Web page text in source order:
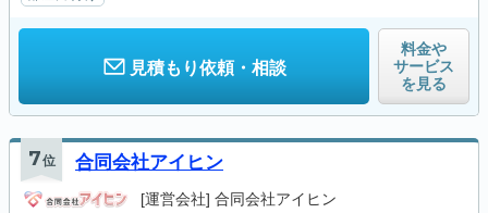
見積もり依頼・相談
料金や
サービス
を見る
7位 合同会社アイヒン
[運営会社] 合同会社アイヒン